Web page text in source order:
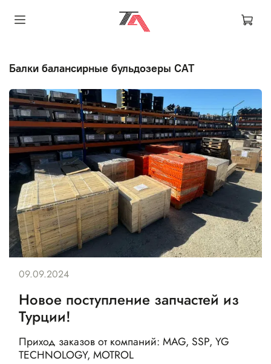
Балки балансирные бульдозеры CAT
Новое поступление запчастей из
Турции!
Приход заказов от компаний: MAG, SSP, YG
TECHNOLOGY, MOTROL
09.09.2024